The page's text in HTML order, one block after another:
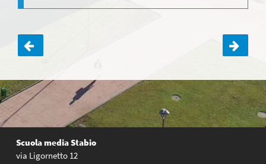
Navigazione
articoli
Scuola media Stabio
via Ligornetto 12